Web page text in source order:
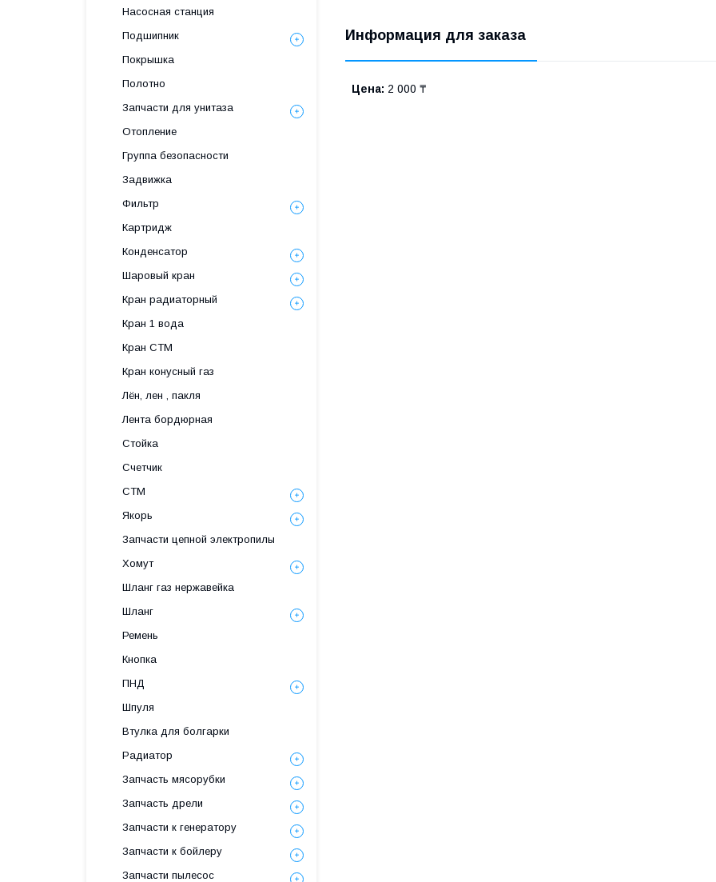
Информация для заказа
Цена: 2 000 ₸
Насосная станция
Подшипник
Покрышка
Полотно
Запчасти для унитаза
Отопление
Группа безопасности
Задвижка
Фильтр
Картридж
Конденсатор
Шаровый кран
Кран радиаторный
Кран 1 вода
Кран СТМ
Кран конусный газ
Лён, лен , пакля
Лента бордюрная
Стойка
Счетчик
СТМ
Якорь
Запчасти цепной электропилы
Хомут
Шланг газ нержавейка
Шланг
Ремень
Кнопка
ПНД
Шпуля
Втулка для болгарки
Радиатор
Запчасть мясорубки
Запчасть дрели
Запчасти к генератору
Запчасти к бойлеру
Запчасти пылесос